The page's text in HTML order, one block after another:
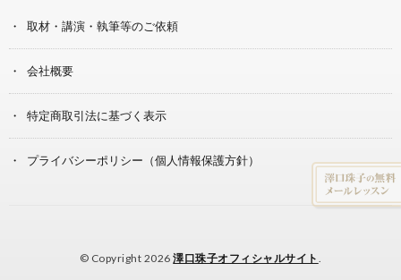
取材・講演・執筆等のご依頼
会社概要
特定商取引法に基づく表示
プライバシーポリシー（個人情報保護方針）
© Copyright 2026澤口珠子オフィシャルサイト